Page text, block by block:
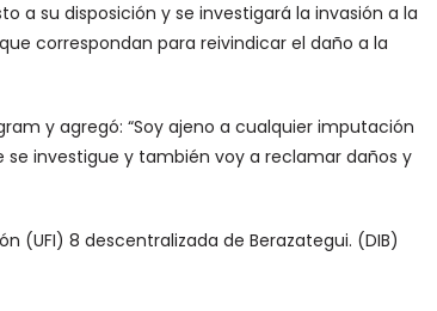
a su disposición y se investigará la invasión a la
correspondan para reivindicar el daño a la
y agregó: “Soy ajeno a cualquier imputación
investigue y también voy a reclamar daños y
(UFI) 8 descentralizada de Berazategui. (DIB)